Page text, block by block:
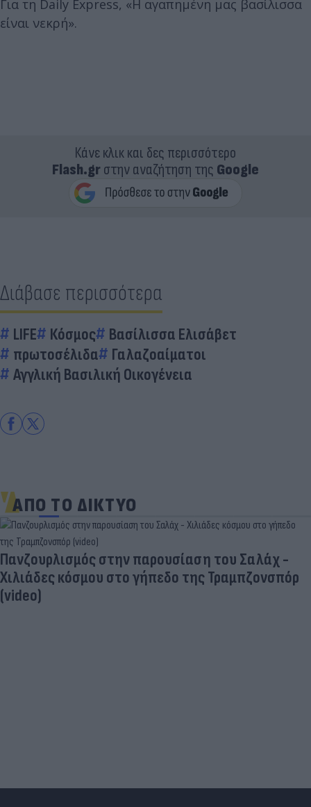
Για τη Daily Express, «Η αγαπημένη μας βασίλισσα
είναι νεκρή».
Κάνε κλικ και δες περισσότερο
Flash.grστην αναζήτηση της Google
Διάβασε περισσότερα
LIFE Κόσμος
Βασίλισσα Ελισάβετ
πρωτοσέλιδα
Γαλαζοαίματοι
Αγγλική Βασιλική Οικογένεια
ΑΠΟ ΤΟ ΔΙΚΤΥΟ
Πανζουρλισμός στην παρουσίαση του Σαλάχ -
Χιλιάδες κόσμου στο γήπεδο της Τραμπζονσπόρ
(video)